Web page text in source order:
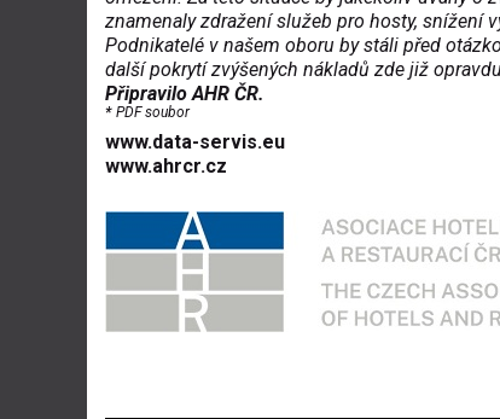
znamenaly zdražení služeb pro hosty, snížení
Podnikatelé v našem oboru by stáli před
další pokrytí zvýšených nákladů zde již
Připravilo AHR ČR.
* PDF soubor
www.data-servis.eu
www.ahrcr.cz